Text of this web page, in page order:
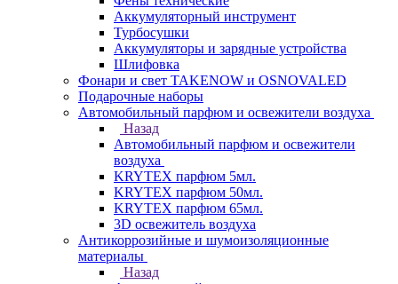
Аккумуляторный инструмент
Турбосушки
Аккумуляторы и зарядные устройства
Шлифовка
Фонари и свет TAKENOW и OSNOVALED
Подарочные наборы
Автомобильный парфюм и освежители воздуха
Назад
Автомобильный парфюм и освежители
воздуха
KRYTEX парфюм 5мл.
KRYTEX парфюм 50мл.
KRYTEX парфюм 65мл.
3D освежитель воздуха
Антикоррозийные и шумоизоляционные
материалы
Назад